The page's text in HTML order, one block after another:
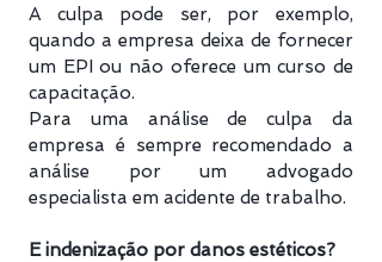
A culpa pode ser, por exemplo,
quando a empresa deixa de fornecer
um EPI ou não oferece um curso de
capacitação.
Para uma análise de culpa da
empresa é sempre recomendado a
análise por um advogado
especialista em acidente de trabalho.
E indenização por danos estéticos?